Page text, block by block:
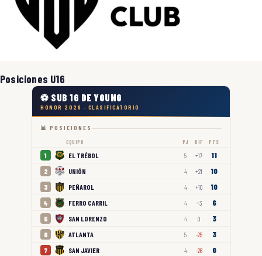
Posiciones U16
⚽ SUB 16 DE YOUNG
HONOR 2026 · CLASIFICATORIO
📊 POSICIONES
EQUIPO PJ DIF PTS
1 EL TRÉBOL 5 +17 11
2 UNIÓN 4 +21 10
3 PEÑAROL 4 +10 10
4 FERRO CARRIL 4 +3 6
5 SAN LORENZO 4 0 3
6 ATLANTA 5 -25 3
7 SAN JAVIER 4 -26 0